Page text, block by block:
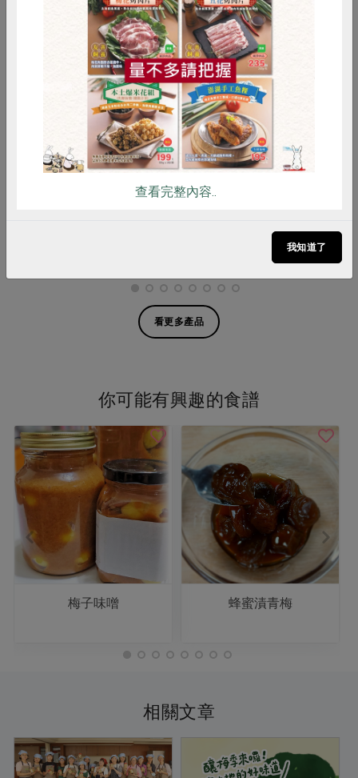
梅博館有限公司
紅玉茶梅
梅博館有限公司
紫蘇梅-700g
看更多產品
你可能有興趣的食譜
梅子味噌 蜂蜜漬青梅
相關文章
RPET 食譜 減硝酸鹽
雞蛋 食安 共同購買
查看完整內容..
我知道了